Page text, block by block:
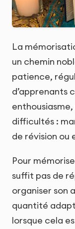
La
un chemin
patience,
d’apprenants
difficultés :
de révision ou
Pour
suffit pas de
organiser son
quantité
lorsque cela